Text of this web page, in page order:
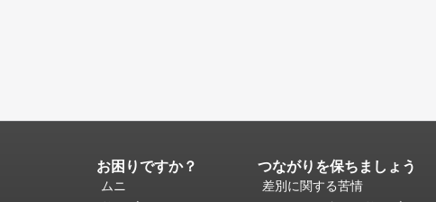
ペ
ー
お困りですか？
ムニ
つながりを保ちましょう
差別に関する苦情